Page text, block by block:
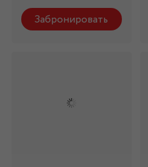
Забронировать